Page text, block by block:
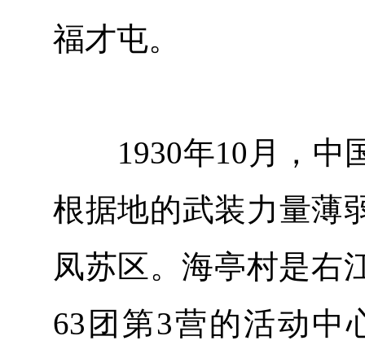
福才屯。
1930年10月，中国
根据地的武装力量薄
凤苏区。海亭村是右
63团第3营的活动中